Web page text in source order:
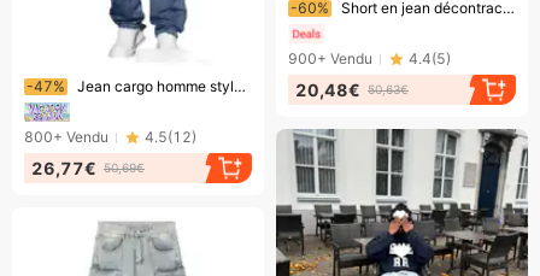
-60% Short en jean décontracté pour homme avec détails déchirés, short cargo large et confortable en mélange de coton pour l'été
900+ Vendu 4.4(5)
20,48€ 50,63€
Bientôt la fin !
-47% Jean cargo homme style rétro tendance, multipoches, coupe ample, jambe droite, pantalon décontracté printemps-automne
800+ Vendu 4.5(12)
26,77€ 50,69€